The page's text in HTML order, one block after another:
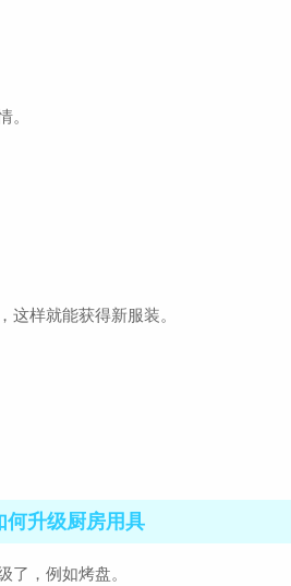
。
这样就能获得新服装。
何升级厨房用具
了，例如烤盘。